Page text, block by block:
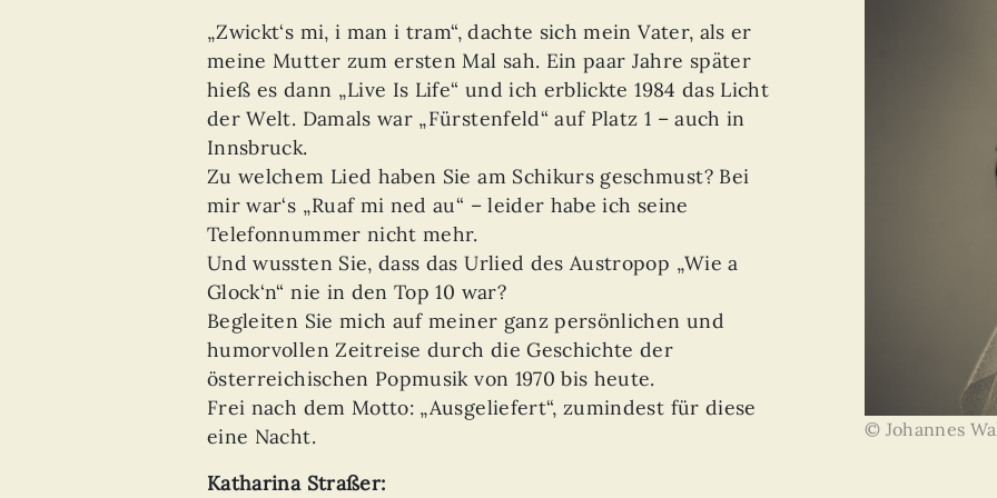
„Zwickt‘s mi, i man i tram“, dachte sich mein Vater, als er
meine Mutter zum ersten Mal sah. Ein paar Jahre später
hieß es dann „Live Is Life“ und ich erblickte 1984 das Licht
der Welt. Damals war „Fürstenfeld“ auf Platz 1 – auch in
Innsbruck.
Zu welchem Lied haben Sie am Schikurs geschmust? Bei
mir war‘s „Ruaf mi ned au“ – leider habe ich seine
Telefonnummer nicht mehr.
Und wussten Sie, dass das Urlied des Austropop „Wie a
Glock‘n“ nie in den Top 10 war?
Begleiten Sie mich auf meiner ganz persönlichen und
humorvollen Zeitreise durch die Geschichte der
österreichischen Popmusik von 1970 bis heute.
Frei nach dem Motto: „Ausgeliefert“, zumindest für diese
eine Nacht.
Katharina Straßer:
© Johannes